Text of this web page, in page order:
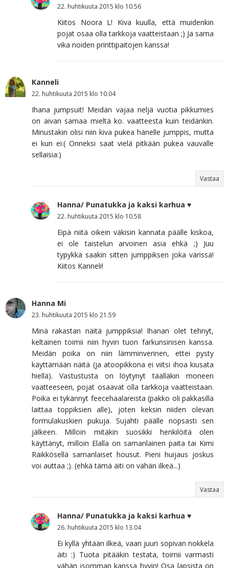
22. huhtikuuta 2015 klo 10.56
Kiitos Noora L! Kiva kuulla, että muidenkin
pojat osaa olla tarkkoja vaatteistaan ;) Ja sama
vika noiden printtipaitojen kanssa!
Kanneli
22. huhtikuuta 2015 klo 10.04
Ihana jumpsuit! Meidän vajaa neljä vuotia pikkumies
on aivan samaa mieltä ko. vaatteesta kuin teidänkin.
Minustakin olisi niin kiva pukea hänelle jumppis, mutta
ei kun ei:( Onneksi saat vielä pitkään pukea vauvalle
sellaisia:)
Vastaa
Hanna/ Punatukka ja kaksi karhua ♥
22. huhtikuuta 2015 klo 10.58
Eipä niitä oikein väkisin kannata päälle kiskoa,
ei ole taistelun arvoinen asia ehkä ;) Juu
typykkä saakin sitten jumppiksen joka värissä!
Kiitos Kanneli!
Hanna Mi
23. huhtikuuta 2015 klo 21.59
Minä rakastan näitä jumppiksia! Ihanan olet tehnyt,
keltainen toimii niin hyvin tuon farkunsinisen kanssa.
Meidän poika on niin lämminverinen, ettei pysty
käyttämään näitä (ja atoopikkona ei viitsi ihoa kiusata
hiellä). Vastustusta on löytynyt täälläkin moneen
vaatteeseen, pojat osaavat olla tarkkoja vaatteistaan.
Poika ei tykännyt feecehaalareista (pakko oli pakkasilla
laittaa toppiksien alle), joten keksin niiden olevan
formulakuskien pukuja. Sujahti päälle nopsasti sen
jälkeen. Milloin mitäkin suosikki henkilöitä olen
käyttänyt, milloin Elalla on samanlainen paita tai Kimi
Räikkösellä samanlaiset housut. Pieni huijaus joskus
voi auttaa ;). (ehkä tämä äiti on vähän ilkeä...)
Vastaa
Hanna/ Punatukka ja kaksi karhua ♥
26. huhtikuuta 2015 klo 13.04
Ei kyllä yhtään ilkeä, vaan juuri sopivan nokkela
äiti :) Tuota pitääkin testata, toimii varmasti
vähän isomman kanssa hyvin! Osa lapsista on